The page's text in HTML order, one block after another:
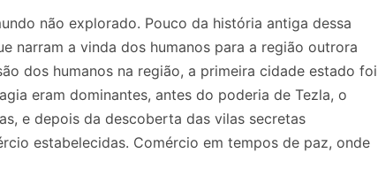
não explorado. Pouco da história antiga dessa
narram a vinda dos humanos para a região outrora
dos humanos na região, a primeira cidade estado foi
eram dominantes, antes do poderia de Tezla, o
e depois da descoberta das vilas secretas
estabelecidas. Comércio em tempos de paz, onde